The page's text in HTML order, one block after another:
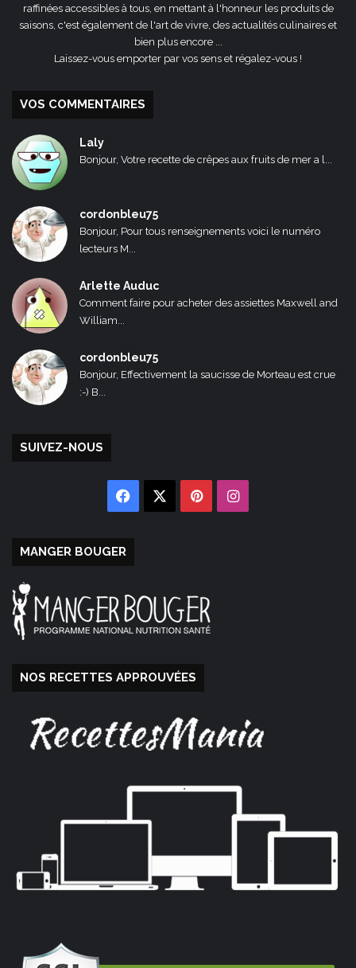
raffinées accessibles à tous, en mettant à l'honneur les produits de
saisons, c'est également de l'art de vivre, des actualités culinaires et
bien plus encore ...
Laissez-vous emporter par vos sens et régalez-vous !
VOS COMMENTAIRES
Laly
Bonjour, Votre recette de crêpes aux fruits de mer a l...
cordonbleu75
Bonjour, Pour tous renseignements voici le numéro
lecteurs M...
Arlette Auduc
Comment faire pour acheter des assiettes Maxwell and
William...
cordonbleu75
Bonjour, Effectivement la saucisse de Morteau est crue
:-) B...
SUIVEZ-NOUS
Facebook PinterestInstagram
MANGER BOUGER
NOS RECETTES APPROUVÉES